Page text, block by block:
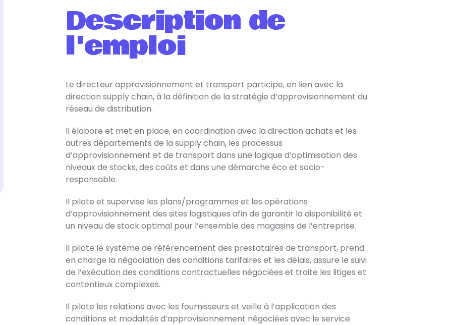
Description de
l'emploi
Le directeur approvisionnement et transport participe, en lien avec la
direction supply chain, à la définition de la stratégie d’approvisionnement du
réseau de distribution.
Il élabore et met en place, en coordination avec la direction achats et les
autres départements de la supply chain, les processus
d’approvisionnement et de transport dans une logique d’optimisation des
niveaux de stocks, des coûts et dans une démarche éco et socio-
responsable.
Il pilote et supervise les plans/programmes et les opérations
d’approvisionnement des sites logistiques afin de garantir la disponibilité et
un niveau de stock optimal pour l’ensemble des magasins de l’entreprise.
Il pilote le système de référencement des prestataires de transport, prend
en charge la négociation des conditions tarifaires et les délais, assure le suivi
de l’exécution des conditions contractuelles négociées et traite les litiges et
contentieux complexes.
Il pilote les relations avec les fournisseurs et veille à l’application des
conditions et modalités d’approvisionnement négociées avec le service